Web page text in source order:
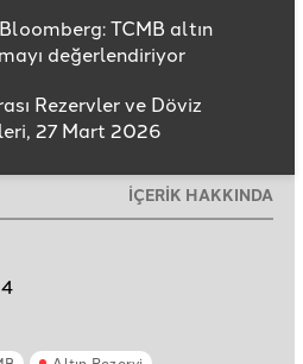
TCMB altın
değerlendiriyor
Rezervler ve Döviz
27 Mart 2026
İÇERİK HAKKINDA